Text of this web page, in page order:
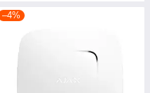
–4%